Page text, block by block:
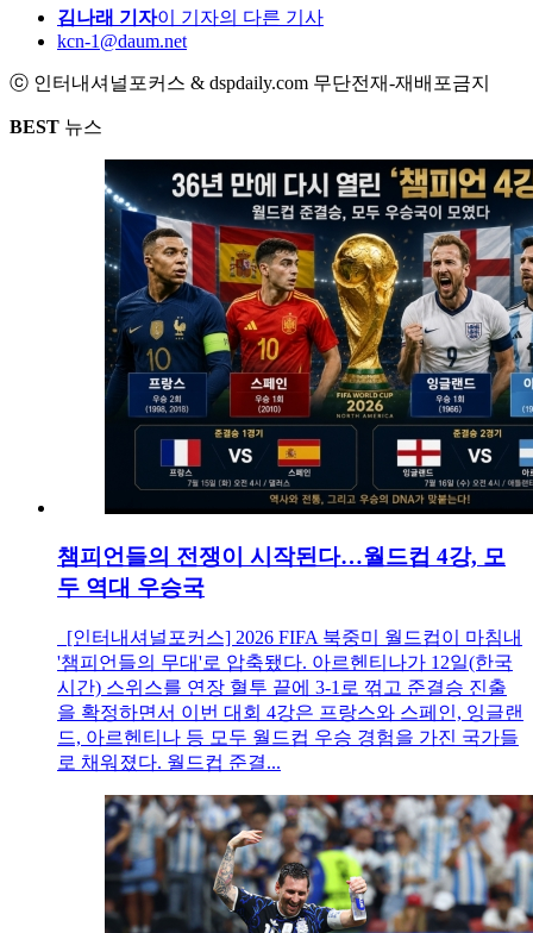
김나래 기자이 기자의 다른 기사
kcn-1@daum.net
ⓒ 인터내셔널포커스 & dspdaily.com 무단전재-재배포금지
BEST 뉴스
챔피언들의 전쟁이 시작된다…월드컵 4강, 모
두 역대 우승국
[인터내셔널포커스] 2026 FIFA 북중미 월드컵이 마침내
'챔피언들의 무대'로 압축됐다. 아르헨티나가 12일(한국
시간) 스위스를 연장 혈투 끝에 3-1로 꺾고 준결승 진출
을 확정하면서 이번 대회 4강은 프랑스와 스페인, 잉글랜
드, 아르헨티나 등 모두 월드컵 우승 경험을 가진 국가들
로 채워졌다. 월드컵 준결...